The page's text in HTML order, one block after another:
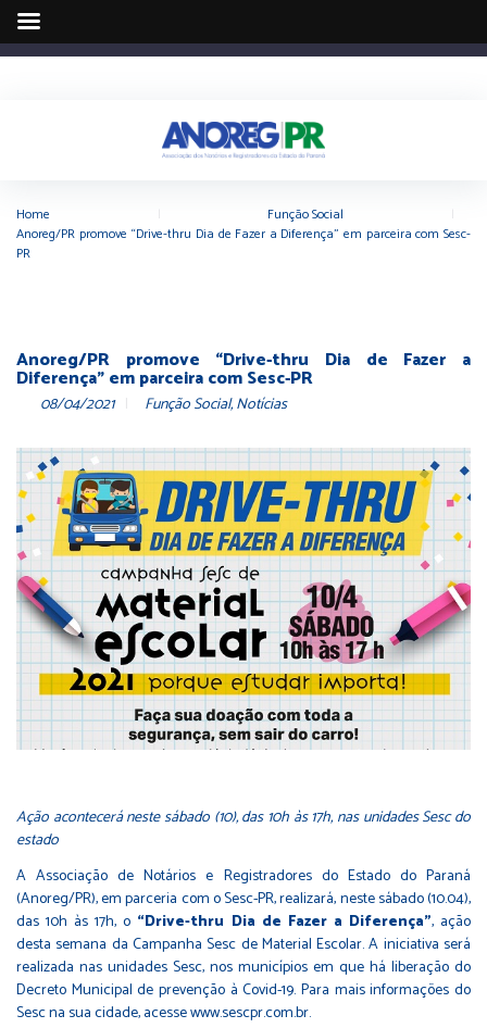
Home Função Social
Anoreg/PR promove “Drive-thru Dia de Fazer a Diferença” em parceira com Sesc-
PR
Anoreg/PR promove “Drive-thru Dia de Fazer a
Diferença” em parceira com Sesc-PR
08/04/2021 Função Social,Notícias
Ação acontecerá neste sábado (10), das 10h às 17h, nas unidades Sesc do
estado
A Associação de Notários e Registradores do Estado do Paraná
(Anoreg/PR), em parceria com o Sesc-PR, realizará, neste sábado (10.04),
das 10h às 17h, o “Drive-thru Dia de Fazer a Diferença”, ação
desta semana da Campanha Sesc de Material Escolar. A iniciativa será
realizada nas unidades Sesc, nos municípios em que há liberação do
Decreto Municipal de prevenção à Covid-19. Para mais informações do
Sesc na sua cidade, acessewww.sescpr.com.br.